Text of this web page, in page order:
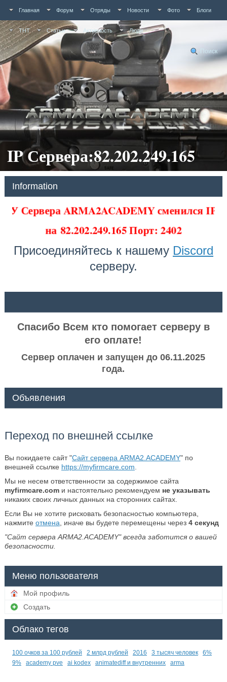
Главная Форум Отряды Новости Фото Блоги
ТНТ Статьи Активность Люди
Поиск
IP Сервера:82.202.249.165
Information
У Сервера ARMA2ACADEMY сменился IP
на 82.202.249.165 Порт: 2402
Присоединяйтесь к нашему Discord
серверу.
Спасибо Всем кто помогает серверу в
его оплате!
Сервер оплачен и запущен до 06.11.2025
года.
Объявления
Переход по внешней ссылке
Вы покидаете сайт "Сайт сервера ARMA2.ACADEMY" по
внешней ссылке https://myfirmcare.com
Мы не несем ответственности за содержимое сайта
myfirmcare.comи настоятельно рекомендуем не указывать
никаких своих личных данных на сторонних сайтах.
Если Вы не хотите рисковать безопасностью компьютера,
нажмите отмена , иначе вы будете перемещены через 4секунд
"Сайт сервера ARMA2.ACADEMY" всегда заботится о вашей
безопасности.
Меню пользователя
Мой профиль
Создать
Облако тегов
100 очков за 100 рублей 2 млрд рублей 2016 3 тысяч человек
6%
9%
academy pve ai kodex animatediff и внутренних arma